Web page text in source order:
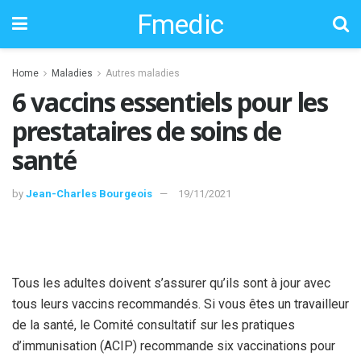
Fmedic
Home Maladies Autres maladies
6 vaccins essentiels pour les
prestataires de soins de
santé
by Jean-Charles Bourgeois 19/11/2021
Tous les adultes doivent s’assurer qu’ils sont à jour avec
tous leurs vaccins recommandés. Si vous êtes un travailleur
de la santé, le Comité consultatif sur les pratiques
d’immunisation (ACIP) recommande six vaccinations pour